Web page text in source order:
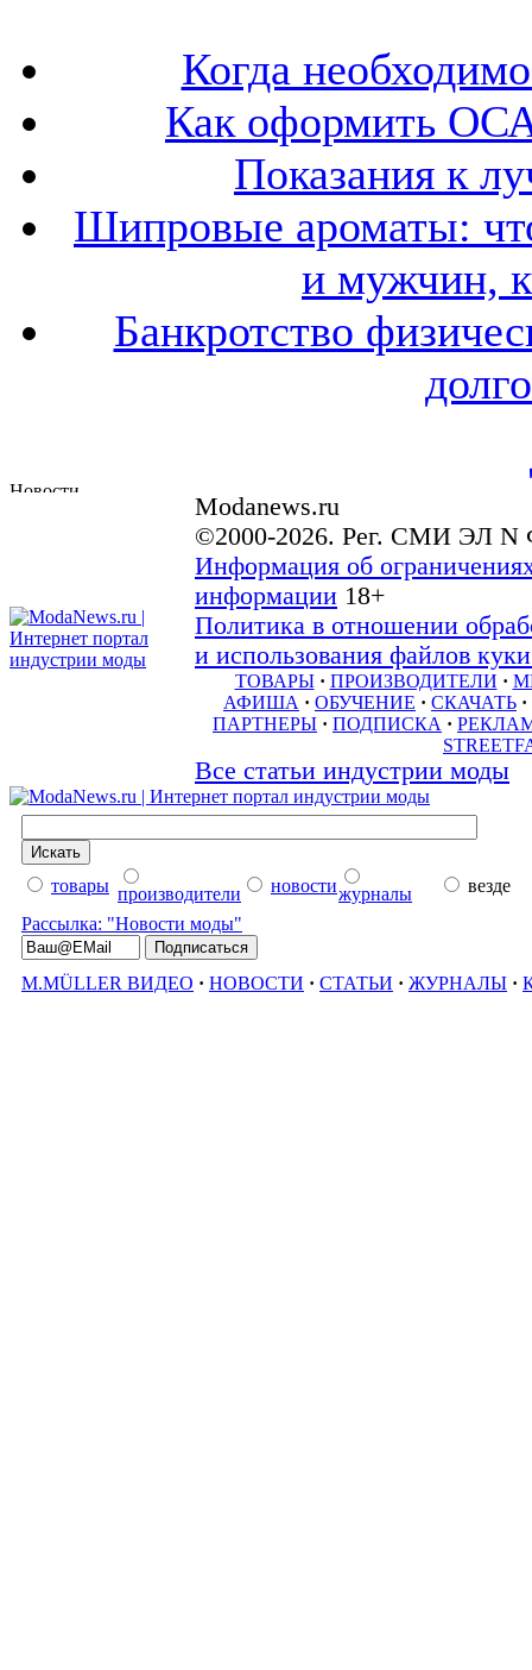
Когда
Как оформить
Показания к
Шипровые ароматы:
и мужчин,
Банкротство
Modanews.ru
©2000-2026. Рег. СМИ ЭЛ N
Информация об
информации 18+
Политика в отношении
и использования файлов
ТОВАРЫ · ПРОИЗВОДИТЕЛИ ·
АФИША · ОБУЧЕНИЕ · СКАЧАТЬ ·
ПАРТНЕРЫ · ПОДПИСКА ·
Все статьи индустрии моды
товары производители новостижурналы
везде
Рассылка: "Новости моды"
M.MÜLLER ВИДЕО · НОВОСТИ · СТАТЬИ · ЖУРНАЛЫ ·